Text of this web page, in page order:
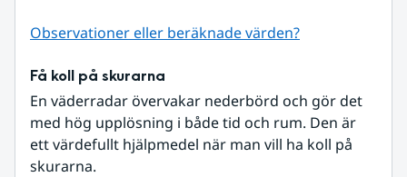
Observationer eller beräknade värden?
Få koll på skurarna
En väderradar övervakar nederbörd och gör det
med hög upplösning i både tid och rum. Den är
ett värdefullt hjälpmedel när man vill ha koll på
skurarna.